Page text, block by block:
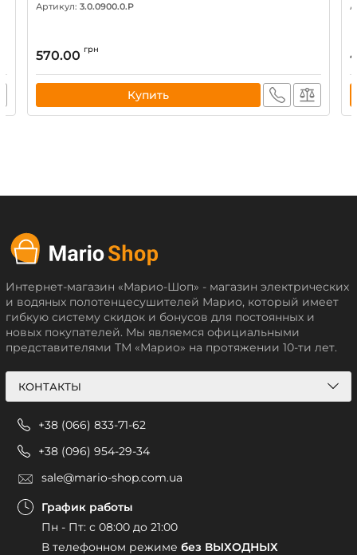
Артикул: 3.0.0900.0.P
570.00 грн
Купить
Интернет-магазин «Марио-Шоп» - магазин электрических
и водяных полотенцесушителей Марио, который имеет
гибкую систему скидок и бонусов для постоянных и
новых покупателей. Мы являемся официальными
представителями ТМ «Марио» на протяжении 10-ти лет.
КОНТАКТЫ
+38 (066) 833-71-62
+38 (096) 954-29-34
sale@mario-shop.com.ua
График работы
Пн - Пт: с 08:00 до 21:00
В телефонном режиме без ВЫХОДНЫХ